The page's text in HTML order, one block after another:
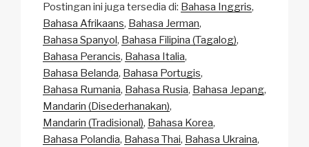
p
y
Li
n
k
ail c
e
b
o
o
k
at
s
A
p
p
a
p
h
ar
e
Postingan ini juga tersedia di: Bahasa Inggris
Bahasa Afrikaans Bahasa Jerman
Bahasa Spanyol
Bahasa Filipina (Tagalog)
Bahasa Perancis Bahasa Italia
Bahasa Belanda Bahasa Portugis
Bahasa Rumania Bahasa Rusia Bahasa Jepang
Mandarin (Disederhanakan)
Mandarin (Tradisional) Bahasa Korea
Bahasa Polandia Bahasa Thai Bahasa Ukraina